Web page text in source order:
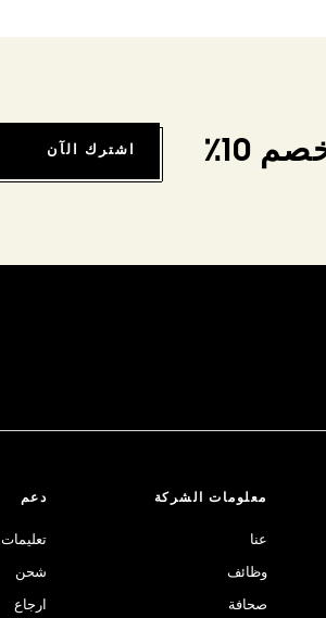
10٪ اشترك الآن
معلومات الشركة
عنا
وظائف
صحافة
دعم
تعليمات
شحن
ارجاع